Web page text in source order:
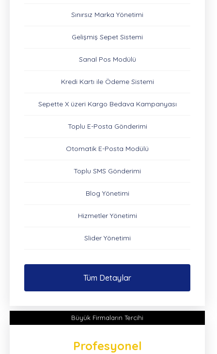
Sınırsız Marka Yönetimi
Gelişmiş Sepet Sistemi
Sanal Pos Modülü
Kredi Kartı ile Ödeme Sistemi
Sepette X üzeri Kargo Bedava Kampanyası
Toplu E-Posta Gönderimi
Otomatik E-Posta Modülü
Toplu SMS Gönderimi
Blog Yönetimi
Hizmetler Yönetimi
Slider Yönetimi
Tüm Detaylar
Büyük Firmaların Tercihi
Profesyonel